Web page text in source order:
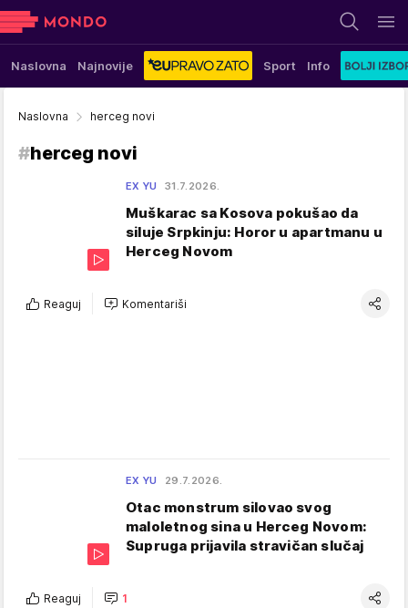
Naslovna Najnovije Sport Info
Naslovna herceg novi
#herceg novi
EX YU 31.7.2026.
Muškarac sa Kosova pokušao da
siluje Srpkinju: Horor u apartmanu u
Herceg Novom
Reaguj Komentariši
EX YU 29.7.2026.
Otac monstrum silovao svog
maloletnog sina u Herceg Novom:
Supruga prijavila stravičan slučaj
Reaguj 1